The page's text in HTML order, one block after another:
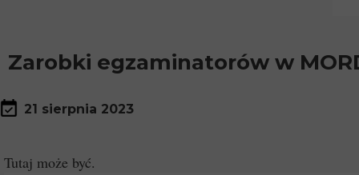
21 sierpnia 2023
Tutaj może być.
Zarobki egzaminatorów w